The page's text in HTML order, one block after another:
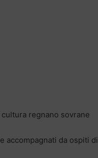
regnano sovrane
accompagnati da ospiti di